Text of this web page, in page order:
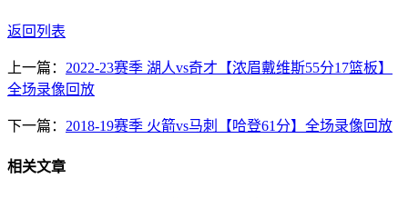
返回列表
上一篇： 2022-23赛季 湖人vs奇才【浓眉戴维斯55分17篮板】
全场录像回放
下一篇： 2018-19赛季 火箭vs马刺【哈登61分】全场录像回放
相关文章